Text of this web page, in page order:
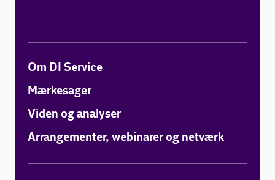
Om DI Service
Mærkesager
Viden og analyser
Arrangementer, webinarer og netværk